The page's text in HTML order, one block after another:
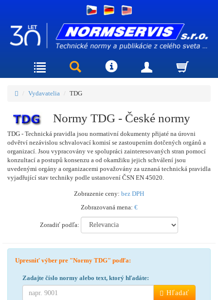
Vydavatelia TDG
Normy TDG - České normy
TDG - Technická pravidla jsou normativní dokumenty přijaté na úrovni
odvětví nezávislou schvalovací komisí se zastoupením dotčených orgánů a
organizací. Jsou vypracovány ve spolupráci zainteresovaných stran pomocí
konzultací a postupů konsenzu a od okamžiku jejich schválení jsou
uvedenými orgány a organizacemi považovány za uznaná technická pravidla
vyjadřující stav techniky podle ustanovení ČSN EN 45020.
Zobrazenie ceny: bez DPH
Zobrazovaná mena: €
Zoradiť podľa:
Upresniť výber pre "Normy TDG" podľa:
Zadajte číslo normy alebo text, ktorý hľadáte:
Hľadať